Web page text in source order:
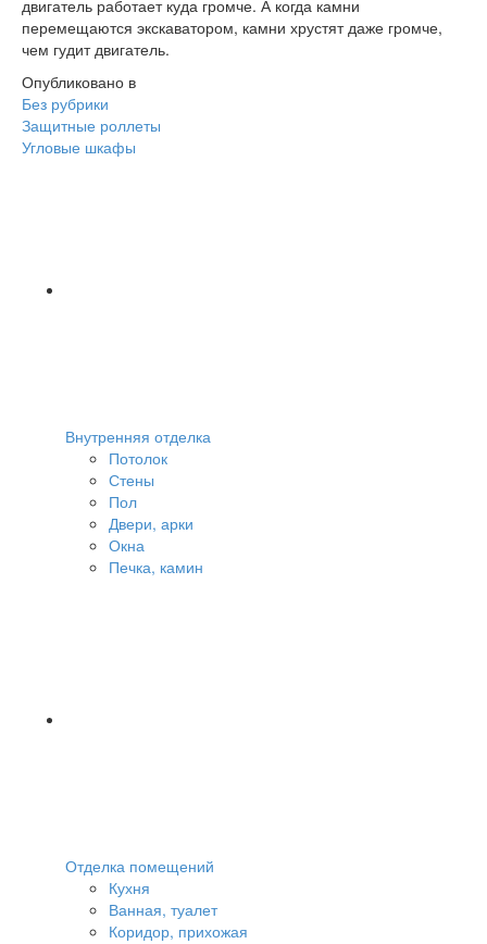
двигатель работает куда громче. А когда камни
перемещаются экскаватором, камни хрустят даже громче,
чем гудит двигатель.
Опубликовано в
Без рубрики
Навигация
Защитные роллеты
Угловые шкафы
Внутренняя отделка
Потолок
Стены
Пол
Двери, арки
Окна
Печка, камин
Отделка помещений
Кухня
Ванная, туалет
Коридор, прихожая